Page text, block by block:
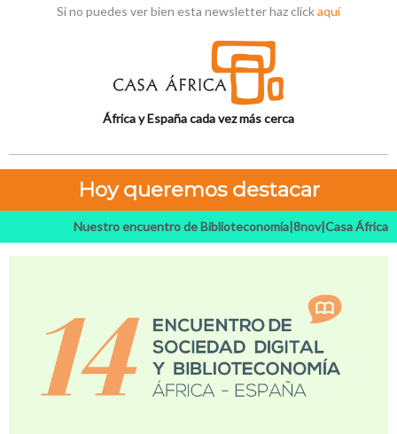
Si no puedes ver bien esta newsletter haz clickaquí
África y España cada vez más cerca
Hoy queremos destacar
Nuestro encuentro de Biblioteconomía|8nov|Casa África